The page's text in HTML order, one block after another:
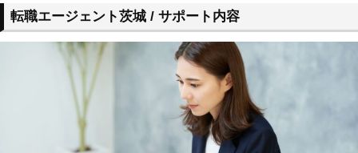
転職エージェント茨城 / サポート内容